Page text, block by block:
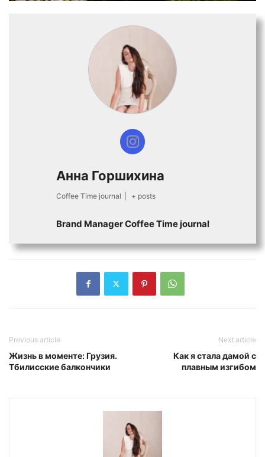
Анна Горшихина
Coffee Time journal + posts
Brand Manager Coffee Time journal
Previous article
Жизнь в моменте: Грузия.
Тбилисские балкончики
Next article
Как я стала дамой с
плавным изгибом